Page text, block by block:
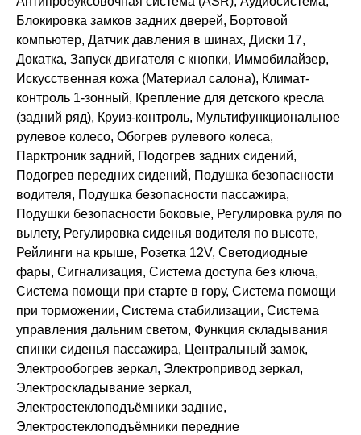
Блокировка замков задних дверей, Бортовой
компьютер, Датчик давления в шинах, Диски 17,
Докатка, Запуск двигателя с кнопки, Иммобилайзер,
Искусственная кожа (Материал салона), Климат-
контроль 1-зонный, Крепление для детского кресла
(задний ряд), Круиз-контроль, Мультифункциональное
рулевое колесо, Обогрев рулевого колеса,
Парктроник задний, Подогрев задних сидений,
Подогрев передних сидений, Подушка безопасности
водителя, Подушка безопасности пассажира,
Подушки безопасности боковые, Регулировка руля по
вылету, Регулировка сиденья водителя по высоте,
Рейлинги на крыше, Розетка 12V, Светодиодные
фары, Сигнализация, Система доступа без ключа,
Система помощи при старте в гору, Система помощи
при торможении, Система стабилизации, Система
управления дальним светом, Функция складывания
спинки сиденья пассажира, Центральный замок,
Электрообогрев зеркал, Электропривод зеркал,
Электроскладывание зеркал,
Электростеклоподъёмники задние,
Электростеклоподъёмники передние